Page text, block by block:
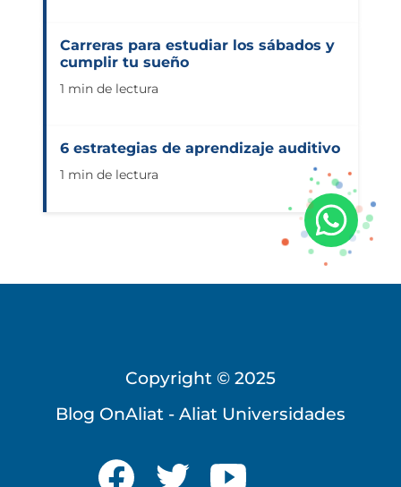
Carreras para estudiar los sábados y
cumplir tu sueño
1 min de lectura
6 estrategias de aprendizaje auditivo
1 min de lectura
Copyright © 2025
Blog OnAliat - Aliat Universidades
Universidad Virtual
Te brindamos información